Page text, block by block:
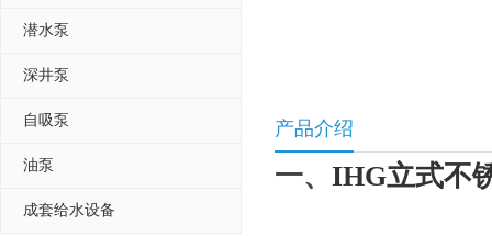
潜水泵
深井泵
自吸泵
油泵
成套给水设备
产品介绍
一、 IHG立式不